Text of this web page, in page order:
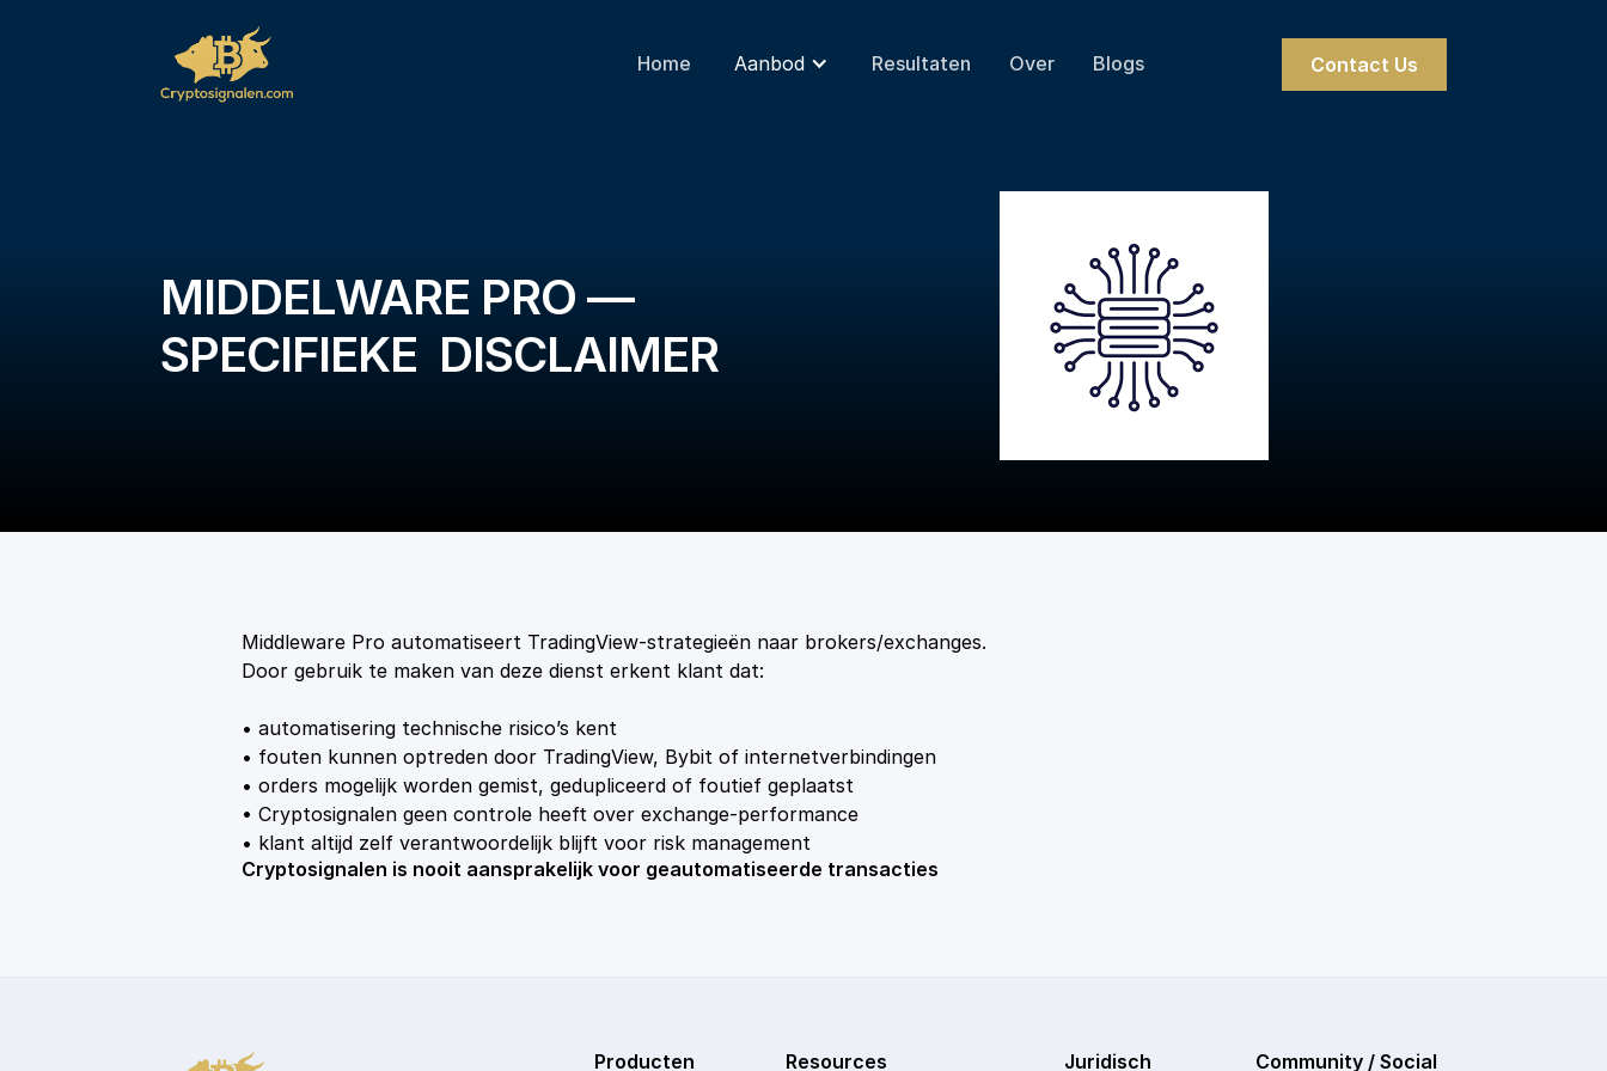
Home Aanbod Resultaten Over Blogs Contact Us
MIDDELWARE PRO —
SPECIFIEKE DISCLAIMER
Middleware Pro automatiseert TradingView-strategieën naar brokers/exchanges.
Door gebruik te maken van deze dienst erkent klant dat:
• automatisering technische risico’s kent
• fouten kunnen optreden door TradingView, Bybit of internetverbindingen
• orders mogelijk worden gemist, gedupliceerd of foutief geplaatst
• Cryptosignalen geen controle heeft over exchange-performance
• klant altijd zelf verantwoordelijk blijft voor risk management
Cryptosignalen is nooit aansprakelijk voor geautomatiseerde transacties
Producten Resources Juridisch Community / Social